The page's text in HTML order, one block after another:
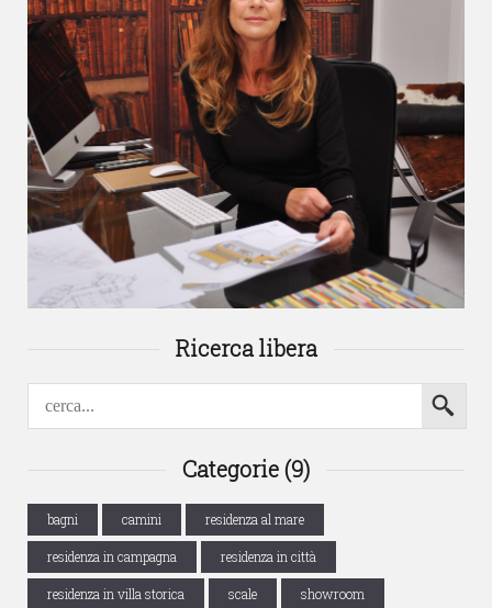
Ricerca libera
Categorie (9)
bagni camini residenza al mare
residenza in campagna residenza in città
residenza in villa storica scale showroom